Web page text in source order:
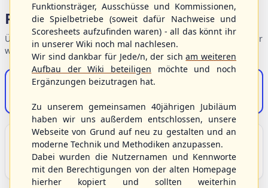
Portalbereiche
Übersicht der Verbandsbereiche – wählen Sie einen Einstieg für
weiterführende Informationen.
S/HBV-Shop
Unser Sport
Grundlagen und Hintergründe zu Baseball, Softball
und Baseball5.
Funktionsträger, Ausschüsse und Kommissionen,
die Spielbetriebe (soweit dafür Nachweise und
Scoresheets aufzufinden waren) - all das könnt ihr
in unserer Wiki noch mal nachlesen.
Wir sind dankbar für Jede/n, der sicham weiteren
Aufbau der Wiki beteiligen möchte und noch
Ergänzungen beizutragen hat.
Zu unserem gemeinsamen 40jährigen Jubiläum
haben wir uns außerdem entschlossen, unsere
Webseite von Grund auf neu zu gestalten und an
moderne Technik und Methodiken anzupassen.
Dabei wurden die Nutzernamen und Kennworte
mit den Berechtigungen von der alten Homepage
hierher kopiert und sollten weiterhin